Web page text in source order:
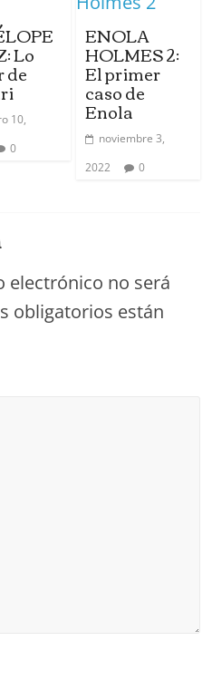
Lo
de
10,
0
ENOLA
HOLMES 2:
El primer
caso de
Enola
noviembre 3,
2022
0
electrónico no será
obligatorios están